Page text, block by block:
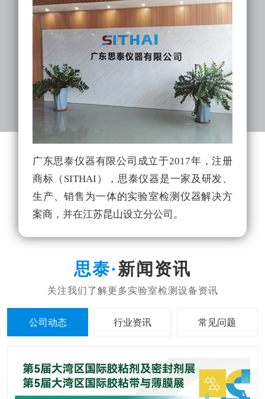
广东思泰仪器有限公司成立于2017年，注册
商标（SITHAI），思泰仪器是一家及研发、
生产、销售为一体的实验室检测仪器解决方
案商，并在江苏昆山设立分公司。
新闻资讯
公司动态 行业资讯 常见问题